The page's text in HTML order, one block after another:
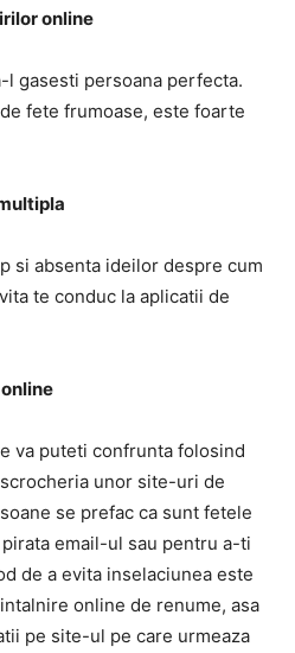
online
gasesti persoana perfecta.
fete frumoase, este foarte
si absenta ideilor despre cum
te conduc la aplicatii de
va puteti confrunta folosind
unor site-uri de
se prefac ca sunt fetele
email-ul sau pentru a-ti
de a evita inselaciunea este
online de renume, asa
pe site-ul pe care urmeaza